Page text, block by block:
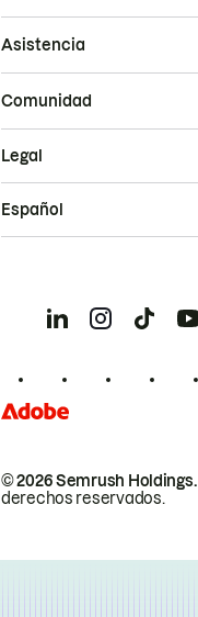
Asistencia
Comunidad
© 2026 Semrush Holdings.
derechos reservados.
Legal
Español